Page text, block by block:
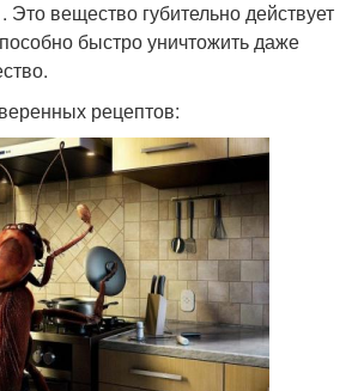
Это вещество губительно действует
быстро уничтожить даже
рецептов: